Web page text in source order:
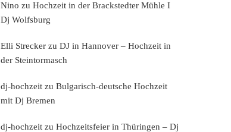
Nino zu Hochzeit in der Brackstedter Mühle I
Dj Wolfsburg
Elli Strecker zu DJ in Hannover – Hochzeit in
der Steintormasch
dj-hochzeit zu Bulgarisch-deutsche Hochzeit
mit Dj Bremen
dj-hochzeit zu Hochzeitsfeier in Thüringen – Dj